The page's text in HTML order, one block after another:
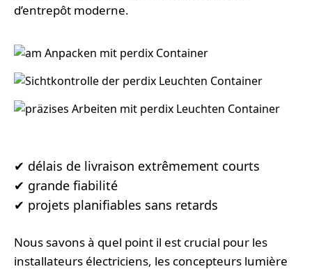
d’entrepôt moderne.
✔ délais de livraison extrêmement courts
✔ grande fiabilité
✔ projets planifiables sans retards
Nous savons à quel point il est crucial pour les
installateurs électriciens, les concepteurs lumière